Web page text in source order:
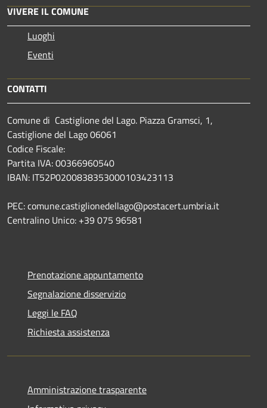
VIVERE IL COMUNE
Luoghi
Eventi
CONTATTI
Comune di Castiglione del Lago. Piazza Gramsci, 1,
Castiglione del Lago 06061
Codice Fiscale:
Partita IVA: 00366960540
IBAN: IT52P0200838353000103423113
PEC: comune.castiglionedellago@postacert.umbria.it
Centralino Unico: +39 075 96581
Prenotazione appuntamento
Segnalazione disservizio
Leggi le FAQ
Richiesta assistenza
Amministrazione trasparente